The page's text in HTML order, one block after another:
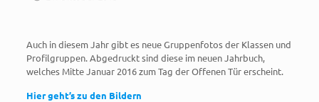
Auch in diesem Jahr gibt es neue Gruppenfotos der Klassen und
Profilgruppen. Abgedruckt sind diese im neuen Jahrbuch,
welches Mitte Januar 2016 zum Tag der Offenen Tür erscheint.
Hier geht’s zu den Bildern